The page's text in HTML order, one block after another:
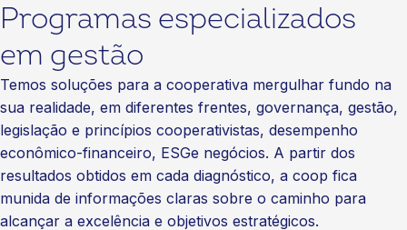
Programas especializados
em gestão
Temos soluções para a cooperativa mergulhar fundo na
sua realidade, em diferentes frentes, governança, gestão,
legislação e princípios cooperativistas, desempenho
econômico-financeiro, ESGe negócios. A partir dos
resultados obtidos em cada diagnóstico, a coop fica
munida de informações claras sobre o caminho para
alcançar a excelência e objetivos estratégicos.